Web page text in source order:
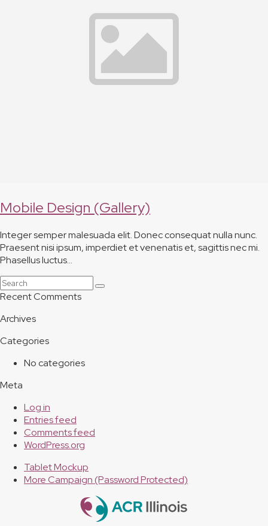
Mobile Design (Gallery)
Integer semper malesuada elit. Donec consequat nulla nunc.
Praesent nisi ipsum, imperdiet et venenatis et, sagittis nec mi.
Phasellus luctus…
Search
Submit
Recent Comments
Archives
Categories
No categories
Meta
Log in
Entries feed
Comments feed
WordPress.org
previous
post:
Tablet Mockup
next
More Campaign (Password Protected)